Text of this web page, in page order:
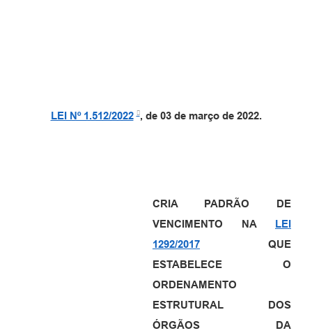
LEI Nº 1.512/2022 , de 03 de março de 2022.
CRIA PADRÃO DE
VENCIMENTO NA LEI
1292/2017QUE
ESTABELECE O
ORDENAMENTO
ESTRUTURAL DOS
ÓRGÃOS DA